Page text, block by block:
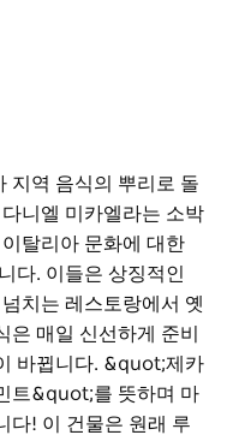
지역 음식의 뿌리로 돌
니엘 미카엘라는 소박
탈리아 문화에 대한
다. 이들은 상징적인
치는 레스토랑에서 옛
은 매일 신선하게 준비
바뀝니다. &quot;제카
트&quot;를 뜻하며 마
다! 이 건물은 원래 루